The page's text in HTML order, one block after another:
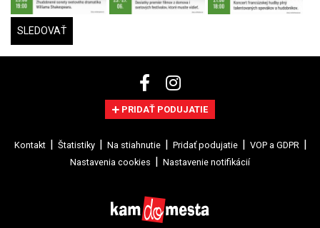
SLEDOVAŤ
PRIDAŤ PODUJATIE
Kontakt Štatistiky Na stiahnutie Pridať podujatie
VOP a GDPR
Nastavenia cookies
Nastavenie notifikácií